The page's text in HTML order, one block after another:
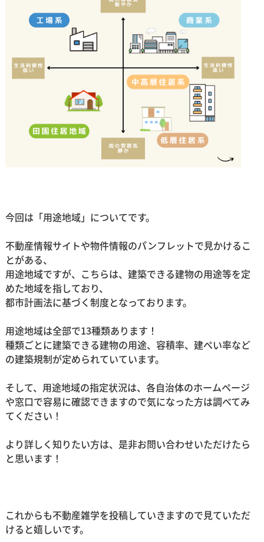
今回は「用途地域」についてです。
不動産情報サイトや物件情報のパンフレットで見かけるこ
とがある、
用途地域ですが、こちらは、建築できる建物の用途等を定
めた地域を指しており、
都市計画法に基づく制度となっております。
用途地域は全部で13種類あります！
種類ごとに建築できる建物の用途、容積率、建ぺい率など
の建築規制が定められていています。
そして、用途地域の指定状況は、各自治体のホームページ
や窓口で容易に確認できますので気になった方は調べてみ
てください！
より詳しく知りたい方は、是非お問い合わせいただけたら
と思います！
これからも不動産雑学を投稿していきますので見ていただ
けると嬉しいです。